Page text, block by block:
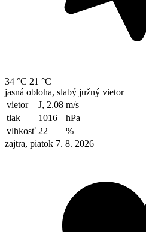
34 °C 21 °C
jasná obloha, slabý južný vietor
vietor
J, 2.08 m/s
tlak
1016
hPa
vlhkosť 22
%
zajtra, piatok 7. 8. 2026